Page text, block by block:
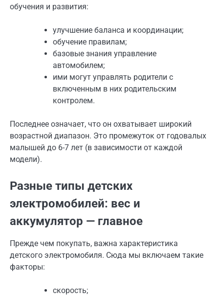
обучения и развития:
улучшение баланса и координации;
обучение правилам;
базовые знания управление
автомобилем;
ими могут управлять родители с
включенным в них родительским
контролем.
Последнее означает, что он охватывает широкий
возрастной диапазон. Это промежуток от годовалых
малышей до 6-7 лет (в зависимости от каждой
модели).
Разные типы детских
электромобилей: вес и
аккумулятор — главное
Прежде чем покупать, важна характеристика
детского электромобиля. Сюда мы включаем такие
факторы:
скорость;